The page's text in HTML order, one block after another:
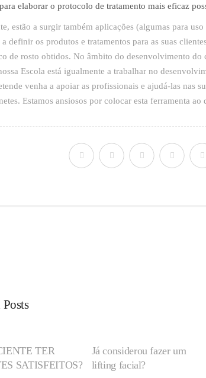
elaborar o protocolo de tratamento mais eficaz
estão a surgir também aplicações (algumas para
a definir os produtos e tratamentos para as suas
de rosto obtidos. No âmbito do desenvolvimento do
Escola está igualmente a trabalhar no
venha a apoiar as profissionais e ajudá-las nas
Estamos ansiosos por colocar esta ferramenta ao
Posts
TER
SATISFEITOS?
Já considerou fazer um
lifting facial?